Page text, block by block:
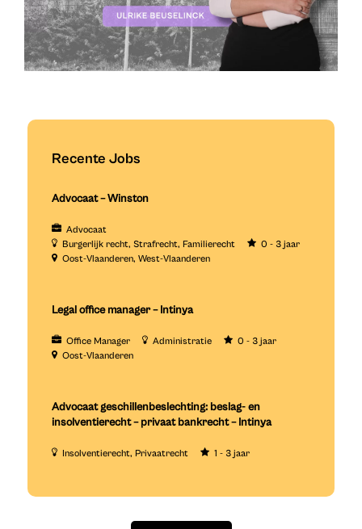
Recente Jobs
Advocaat – Winston
Advocaat
Burgerlijk recht Strafrecht Familierecht
0 - 3 jaar
Oost-Vlaanderen West-Vlaanderen
Legal office manager – Intinya
Office Manager Administratie
0 - 3 jaar
Oost-Vlaanderen
Advocaat geschillenbeslechting: beslag- en
insolventierecht – privaat bankrecht – Intinya
Insolventierecht Privaatrecht 1 - 3 jaar